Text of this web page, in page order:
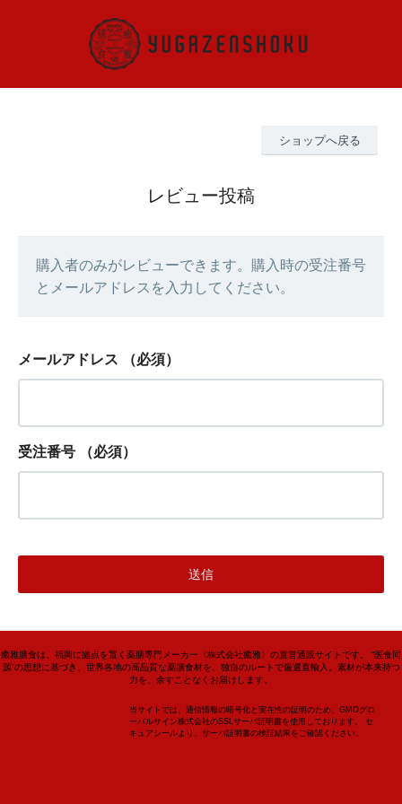
ショップへ戻る
レビュー投稿
購入者のみがレビューできます。購入時の受注番号
とメールアドレスを入力してください。
メールアドレス （必須）
受注番号 （必須）
癒雅膳食は、福岡に拠点を置く薬膳専門メーカー〈株式会社癒雅〉の直営通販サイトです。 “医食同
源”の思想に基づき、世界各地の高品質な薬膳食材を、独自のルートで厳選直輸入。素材が本来持つ
力を、余すことなくお届けします。
当サイトでは、通信情報の暗号化と実在性の証明のため、GMOグロ
ーバルサイン株式会社のSSLサーバ証明書を使用しております。 セ
キュアシールより、サーバ証明書の検証結果をご確認ください。